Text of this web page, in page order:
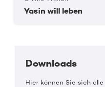
Yasin will leben
Downloads
Hier können Sie sich